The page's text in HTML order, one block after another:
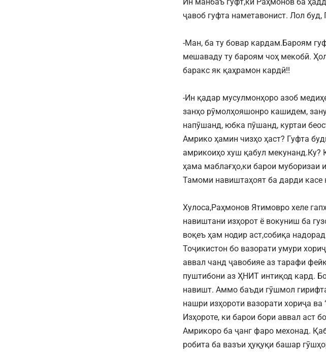
ҷавоб гуфта наметавонист. Лол
-Ман, ба ту бовар кардам.Бароям
мешаваду ту бароям чоҳ мекобӣ.
баракс як қаҳрамон кардӣ!!
-Ин қадар мусулмонҳоро азоб
занҳо рӯмолҳояшонро кашидем,
напӯшанд, юбка пӯшанд, куртаи
Амрико ҳамин чизҳо ҳаст? Гуфта
амрикоиҳо хуш қабул мекунанд.Ку?
ҳама маблағҳо,ки барои муборизаи
Тамоми навиштаҳоят ба дарди касе
Хулоса,Раҳмонов Ятимовро хеле
навиштани изҳорот ё вокуниш ба
воқеъ ҳам нодир аст,собиқа
Тоҷикистон бо вазорати умури
аввал чанд ҷавобияе аз тарафи
пуштибони аз ҲНИТ интиқод кард.
навишт. Аммо баъди гӯшмол
нашри изҳороти вазорати хориҷа
Изҳороте, ки барои бори аввал
Амрикоро ба ҷанг фаро мехонад.
робита ба вазъи ҳуқуқи башар